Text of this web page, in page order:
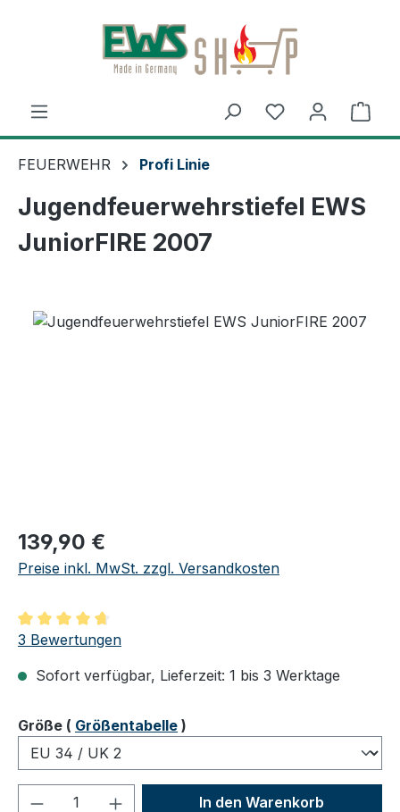
Zum Hauptinhalt springen
FEUERWEHR Profi Linie
Jugendfeuerwehrstiefel EWS
JuniorFIRE 2007
Regulärer Preis:
139,90 €
Preise inkl. MwSt. zzgl. Versandkosten
Durchschnittliche Bewertung von 4.67 von 5 Sternen
3 Bewertungen
Sofort verfügbar, Lieferzeit: 1 bis 3 Werktage
Größeauswählen
( Größentabelle )
Produkt Anzahl: Gib denIn den Warenkorb